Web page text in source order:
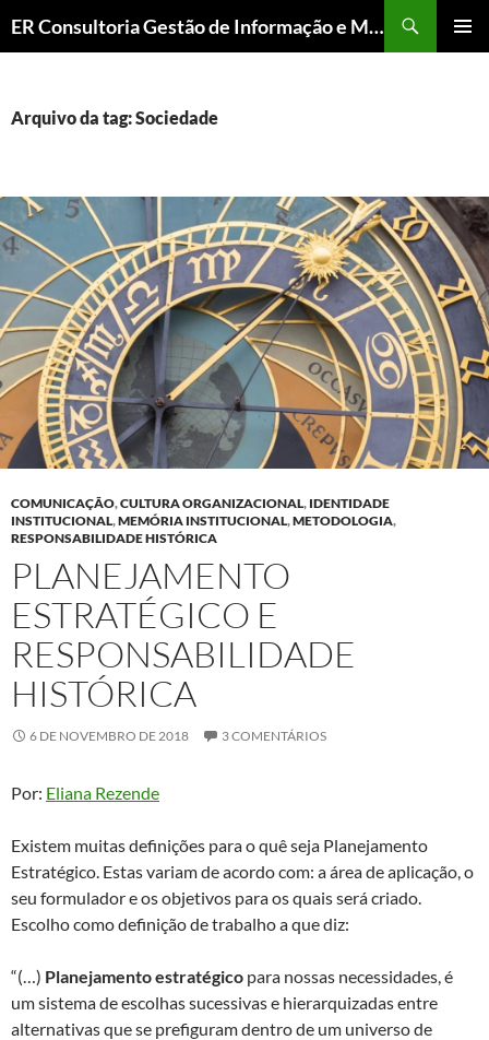
ER Consultoria Gestão de Informação e Memória Institucional
CONTEÚDO
Arquivo da tag: Sociedade
COMUNICAÇÃO,CULTURA ORGANIZACIONAL, IDENTIDADE
INSTITUCIONAL,MEMÓRIA INSTITUCIONAL,METODOLOGIA,
RESPONSABILIDADE HISTÓRICA
PLANEJAMENTO
ESTRATÉGICO E
RESPONSABILIDADE
HISTÓRICA
6 DE NOVEMBRO DE 2018 3 COMENTÁRIOS
Por: Eliana Rezende
Existem muitas definições para o quê seja Planejamento
Estratégico. Estas variam de acordo com: a área de aplicação, o
seu formulador e os objetivos para os quais será criado.
Escolho como definição de trabalho a que diz:
“(…) Planejamento estratégico para nossas necessidades, é
um sistema de escolhas sucessivas e hierarquizadas entre
alternativas que se prefiguram dentro de um universo de